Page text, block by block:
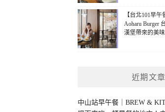
【台北101早
Aoharu Burger
漢堡帶來的美
近期文章
中山站早午餐｜BREW &